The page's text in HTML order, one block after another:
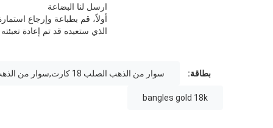
ارسل لنا البضاعة
أولاً، قم بطباعة وإرجاع
الذي ستعيده قد تم إعادة
بطاقة: سوار من الذهب الصلب 18 كارت,سوار من الذهب الصلب 18 كارت,أساور الذهب 18 كارت
bangles gold 18k